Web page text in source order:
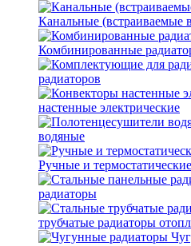
Канальные (встраиваемые
Комбинированные
радиаторов
настенные электрические
водяные
Ручные и
радиаторы
трубчатые радиаторы